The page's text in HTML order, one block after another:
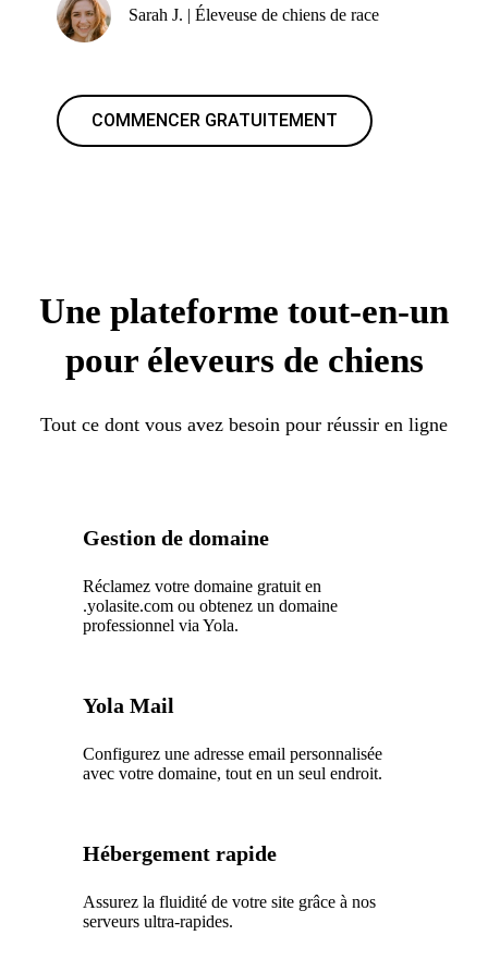
Sarah J. | Éleveuse de chiens de race
COMMENCER GRATUITEMENT
Une plateforme tout-en-un
pour éleveurs de chiens
Tout ce dont vous avez besoin pour réussir en ligne
Gestion de domaine
Réclamez votre domaine gratuit en
.yolasite.com ou obtenez un domaine
professionnel via Yola.
Yola Mail
Configurez une adresse email personnalisée
avec votre domaine, tout en un seul endroit.
Hébergement rapide
Assurez la fluidité de votre site grâce à nos
serveurs ultra-rapides.